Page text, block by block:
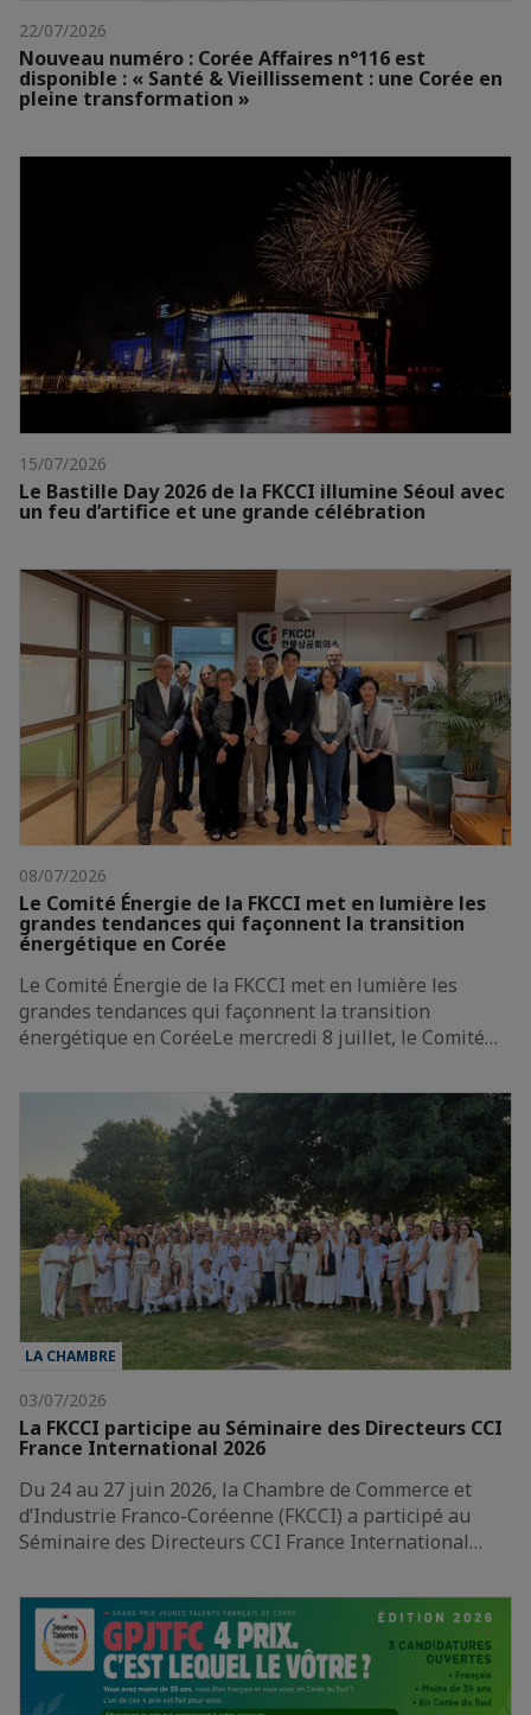
22/07/2026
Nouveau numéro : Corée Affaires n°116 est
disponible : « Santé & Vieillissement : une Corée en
pleine transformation »
15/07/2026
Le Bastille Day 2026 de la FKCCI illumine Séoul avec
un feu d’artifice et une grande célébration
08/07/2026
Le Comité Énergie de la FKCCI met en lumière les
grandes tendances qui façonnent la transition
énergétique en Corée
Le Comité Énergie de la FKCCI met en lumière les
grandes tendances qui façonnent la transition
énergétique en CoréeLe mercredi 8 juillet, le Comité…
LA CHAMBRE
03/07/2026
La FKCCI participe au Séminaire des Directeurs CCI
France International 2026
Du 24 au 27 juin 2026, la Chambre de Commerce et
d’Industrie Franco-Coréenne (FKCCI) a participé au
Séminaire des Directeurs CCI France International…